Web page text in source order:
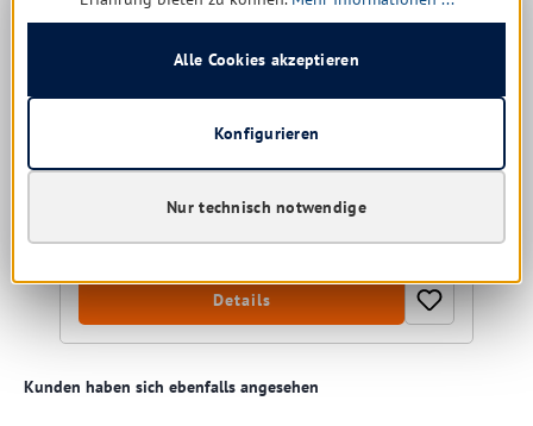
Sofort verfügbar, Lieferzeit: 1-5 Tage
Details
Produktgalerie überspringen
Kunden haben sich ebenfalls angesehen
Nur technisch notwendige
Konfigurieren
Alle Cookies akzeptieren